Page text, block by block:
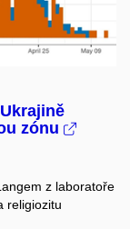
zónu
z laboratoře
religiozitu